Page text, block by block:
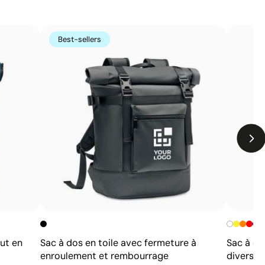
Limites
Non adaptée à l’impression de photographies ou de
Nombre de couleurs limité
en
Best-sellers
Sac à dos en toile avec fermeture à
enroulement et rembourrage
Sac à
divers